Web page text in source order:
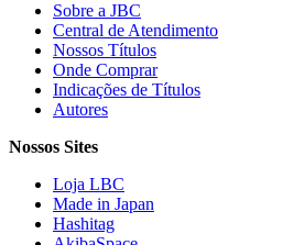
Sobre a JBC
Central de Atendimento
Nossos Títulos
Onde Comprar
Indicações de Títulos
Autores
Nossos Sites
Loja LBC
Made in Japan
Hashitag